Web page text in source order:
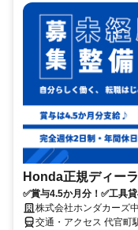
Honda正規ディー
✅賞与4.5か月分！✅工具
株式会社ホンダカーズ
交通・アクセス 代官町